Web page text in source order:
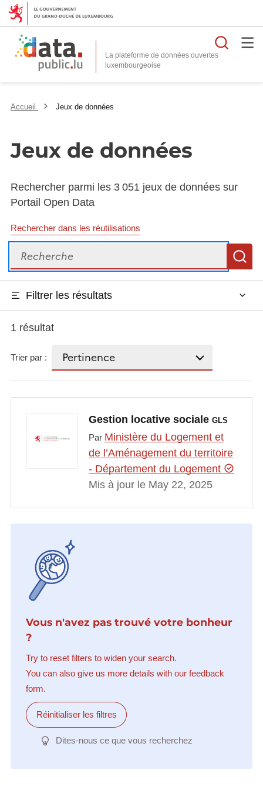
La plateforme de données ouvertes
Accueil Jeux de données
Jeux de données
Rechercher parmi les 3 051 jeux de données sur
Portail Open Data
Rechercher dans les réutilisations
Recherche
Filtrer les résultats
1 résultat
Trier par :
Gestion locative sociale GLS
Par Ministère du Logement et
de l’Aménagement du territoire
- Département du Logement
Mis à jour le May 22, 2025
Vous n'avez pas trouvé votre bonheur
?
Try to reset filters to widen your search.
You can also give us more details with our feedback
form.
Réinitialiser les filtres
Dites-nous ce que vous recherchez